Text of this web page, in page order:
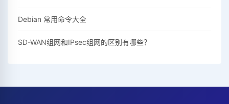
Debian 常用命令大全
SD-WAN组网和IPsec组网的区别有哪些？